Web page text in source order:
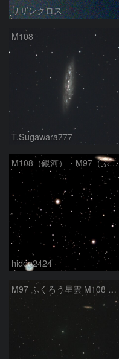
サザンクロス
M108
T.Sugawara777
M108（銀河）・M97（ふくろう星雲）
hideo2424
M97 ふくろう星雲 M108 おおぐま座